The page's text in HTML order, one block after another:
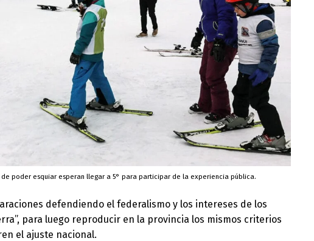
de poder esquiar esperan llegar a 5° para participar de la experiencia pública.
defendiendo el federalismo y los intereses de los
para luego reproducir en la provincia los mismos criterios
el ajuste nacional.